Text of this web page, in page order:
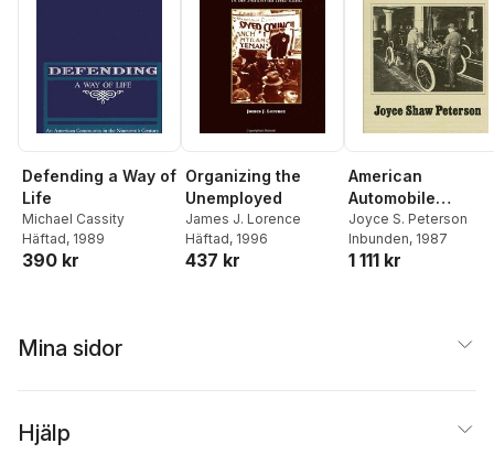
Defending a Way of
Life
Michael Cassity
Häftad, 1989
390 kr
Organizing the
Unemployed
James J. Lorence
Häftad, 1996
437 kr
American
Automobile
Workers, 1900-
1933
Joyce S. Peterson
Inbunden, 1987
1 111 kr
Mina sidor
Hjälp